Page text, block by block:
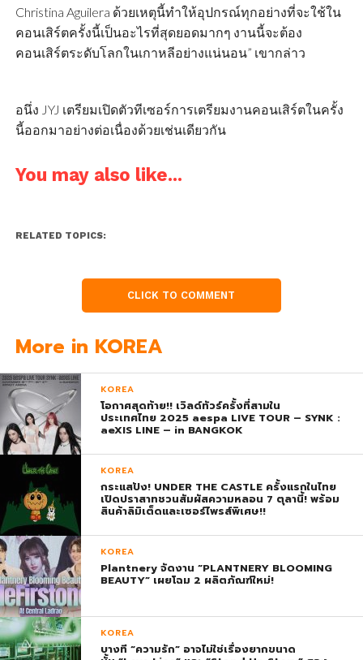
Christina Aguilera ด้วยเหตุนี้ทำให้อุปกรณ์ทุกอย่างที่จะใช้ใน
คอนเสิร์ตครั้งนี้เป็นอะไรที่สุดยอดมากๆ งานนี้จะต้อง
คอนเสิร์ตระดับโลกในเกาหลีอย่างแน่นอน” เขากล่าว
อนึ่ง JYJ เตรียมเปิดตัวทีเซอร์การเตรียมงานคอนเสิร์ตในครั้ง
นี้ออกมาอย่างต่อเนื่องด้วยเช่นเดียวกัน
You may also like...
RELATED TOPICS:
CLICK TO COMMENT
More in KOREA
KOREA
โอกาศสุดท้าย!! เวิลด์ทัวร์ครั้งที่สามใน
ประเทศไทย 2025 aespa LIVE TOUR – SYNK :
aeXIS LINE – in BANGKOK
KOREA
กระแสปัง! UNDER THE CASTLE ครั้งแรกในไทย
เปิดปราสาทชวนสัมผัสความหลอน 7 ตุลานี้! พร้อม
สินค้าลิมิเต็ดและเซอร์ไพรส์พิเศษ!!
KOREA
Plantnery จัดงาน “PLANTNERY BLOOMING
BEAUTY” เผยโฉม 2 ผลิตภัณฑ์ใหม่!
KOREA
บางที “ความรัก” อาจไม่ใช่เรื่องยากขนาด